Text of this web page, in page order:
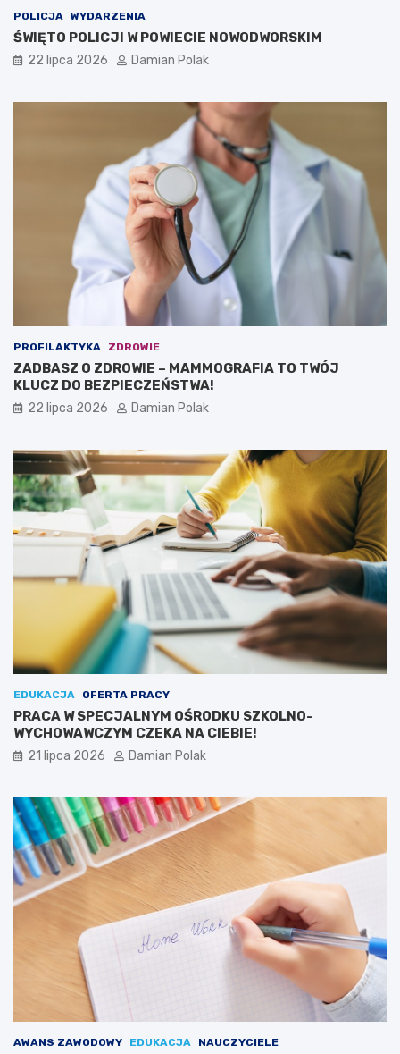
POLICJA WYDARZENIA
ŚWIĘTO POLICJI W POWIECIE NOWODWORSKIM
22 lipca 2026 Damian Polak
PROFILAKTYKA ZDROWIE
ZADBASZ O ZDROWIE – MAMMOGRAFIA TO TWÓJ
KLUCZ DO BEZPIECZEŃSTWA!
22 lipca 2026 Damian Polak
EDUKACJA OFERTA PRACY
PRACA W SPECJALNYM OŚRODKU SZKOLNO-
WYCHOWAWCZYM CZEKA NA CIEBIE!
21 lipca 2026 Damian Polak
AWANS ZAWODOWY EDUKACJA NAUCZYCIELE